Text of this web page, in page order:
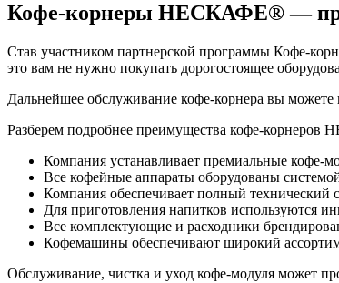
Кофе-корнеры НЕСКАФЕ® —
Став участником партнерской программы Кофе-
это вам не нужно покупать дорогостоящее
Дальнейшее обслуживание кофе-корнера вы можете
Разберем подробнее преимущества кофе-
Компания устанавливает премиальные кофе-
Все кофейные аппараты оборудованы
Компания обеспечивает полный технический
Для приготовления напитков используются
Все комплектующие и расходники
Кофемашины обеспечивают широкий
Обслуживание, чистка и уход кофе-модуля может